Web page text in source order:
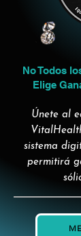
No Todos
Elige
Únete al
sistema
permitirá